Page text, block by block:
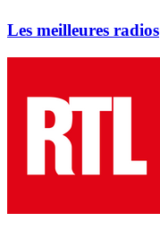
Les meilleures radios